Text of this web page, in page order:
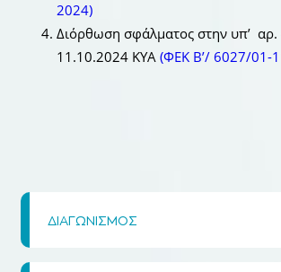
2024)
Διόρθωση σφάλματος στην υπ’
11.10.2024 ΚΥΑ (ΦΕΚ B’/ 6027/01-
ΔΙΑΓΩΝΙΣΜΟΣ